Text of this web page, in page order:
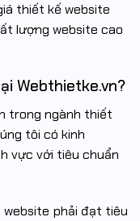
thiết kế website
lượng website cao
Webthietke.vn?
trong ngành thiết
tôi có kinh
vực với tiêu chuẩn
phải đạt tiêu